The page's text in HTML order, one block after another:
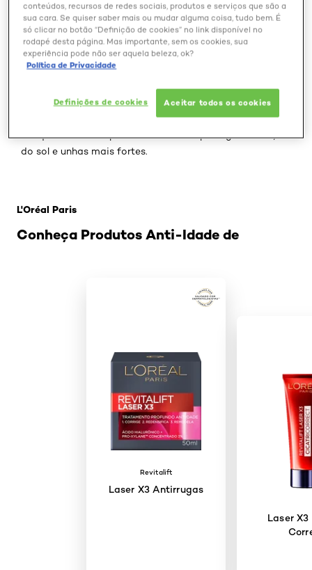
O óleo de argan virou o queridinho das mulheres por
seus efeitos milagrosos nos fios, mas poucas sabem que
do corpo. Rico em ácidos graxos essenciais e vitaminas
A, D e E, o óleo marroquino é um poderoso aliado na
do sol e unhas mais fortes.
Conheça Produtos Anti-Idade de
L'Oréal Paris
Revitalift
Laser X3 Antirrugas
Laser
conteúdos, recursos de redes sociais, produtos e serviços que são a
sua cara. Se quiser saber mais ou mudar alguma coisa, tudo bem. É
só clicar no botão “Definição de cookies” no link disponível no
rodapé desta página. Mas importante, sem os cookies, sua
experiência pode não ser aquela beleza, ok?
Política de Privacidade
Definições de cookies Aceitar todos os cookies